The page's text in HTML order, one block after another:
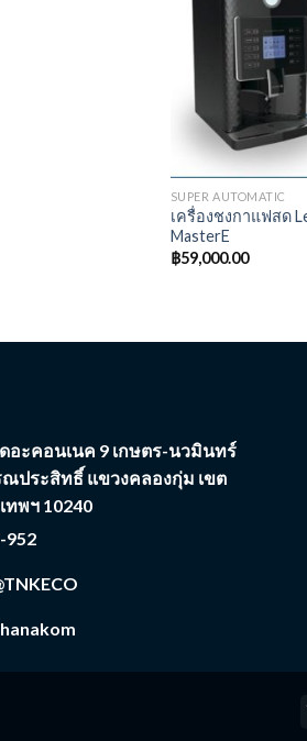
SUPER AUTOMATIC
เครื่องชงกาแฟสด
MasterE
฿59,000.00
ดอะคอนเนค 9 เกษตร-นวมินทร์
ประสิทธิ์ แขวงคลองกุ่ม เขต
ทพฯ 10240
952